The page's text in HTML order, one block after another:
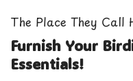
The Place They Call
Furnish Your
Essentials!